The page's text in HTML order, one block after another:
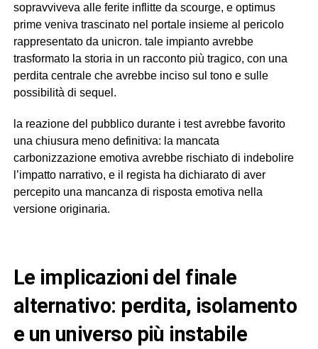
sopravviveva alle ferite inflitte da scourge, e optimus
prime veniva trascinato nel portale insieme al pericolo
rappresentato da unicron. tale impianto avrebbe
trasformato la storia in un racconto più tragico, con una
perdita centrale che avrebbe inciso sul tono e sulle
possibilità di sequel.
la reazione del pubblico durante i test avrebbe favorito
una chiusura meno definitiva: la mancata
carbonizzazione emotiva avrebbe rischiato di indebolire
l’impatto narrativo, e il regista ha dichiarato di aver
percepito una mancanza di risposta emotiva nella
versione originaria.
le implicazioni del finale
alternativo: perdita, isolamento
e un universo più instabile